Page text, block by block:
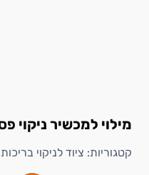
מילוי למכשיר ניקוי
קטגוריות: ציוד לניקוי